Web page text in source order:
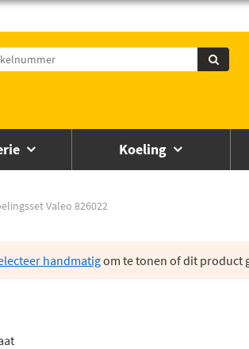
Koeling
Valeo 826022
handmatigom te tonen of dit product